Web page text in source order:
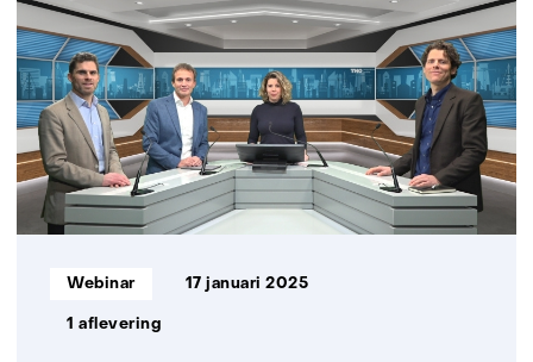
Informatietype:
Webinar 17 januari 2025
1 aflevering